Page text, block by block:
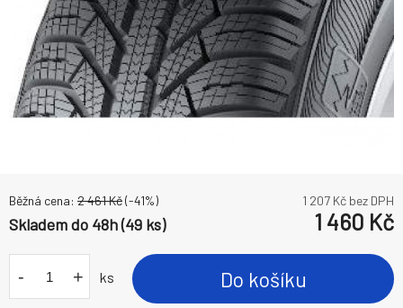
Běžná cena: 2 461Kč(-41%) 1 207 Kč bez DPH
Skladem do 48h (49 ks) 1 460 Kč
- + ks Do košíku